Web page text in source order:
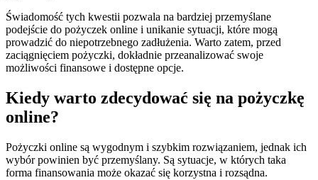
Świadomość tych kwestii pozwala na bardziej przemyślane
podejście do pożyczek online i unikanie sytuacji, które mogą
prowadzić do niepotrzebnego zadłużenia. Warto zatem, przed
zaciągnięciem pożyczki, dokładnie przeanalizować swoje
możliwości finansowe i dostępne opcje.
Kiedy warto zdecydować się na pożyczkę
online?
Pożyczki online są wygodnym i szybkim rozwiązaniem, jednak ich
wybór powinien być przemyślany. Są sytuacje, w których taka
forma finansowania może okazać się korzystna i rozsądna.